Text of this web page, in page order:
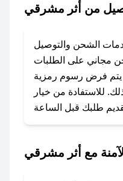
العثور بسهولة على
الإلكتروني لإضافته
بسرعة.
### كيفية استخدام كود خصم أثر مشرقي؟
1. انسخ كود الخصم من تطبيق صحصح.
2. الصقه في خانة الدفع عند التسوق من أثر
من أثر مشرقي
الشحن والتوصيل
مجاني على الطلبات
يتم فرض رسوم رمزية
للاستفادة من خيار
مع أثر مشرقي